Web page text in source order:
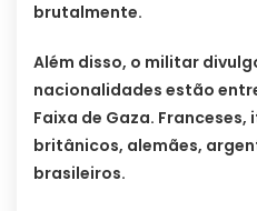
brutalmente.
Além disso, o militar
nacionalidades estão
Faixa de Gaza.
britânicos, alemães,
brasileiros.